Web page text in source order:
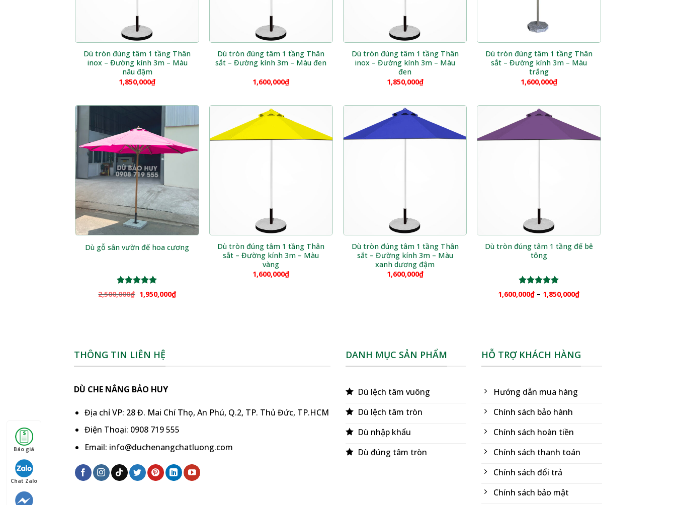
Dù tròn đúng tâm 1 tầng Thân
inox – Đường kính 3m – Màu
nâu đậm
1,850,000₫
Dù tròn đúng tâm 1 tầng Thân
sắt – Đường kính 3m – Màu đen
1,600,000₫
Dù tròn đúng tâm 1 tầng Thân
inox – Đường kính 3m – Màu
đen
1,850,000₫
Dù tròn đúng tâm 1 tầng Thân
sắt – Đường kính 3m – Màu
trắng
1,600,000₫
Dù gỗ sân vườn đế hoa cương
Được xếp
hạng
5.00
2,500,000₫ 1,950,000₫
Dù tròn đúng tâm 1 tầng Thân
sắt – Đường kính 3m – Màu
vàng
1,600,000₫
Dù tròn đúng tâm 1 tầng Thân
sắt – Đường kính 3m – Màu
xanh dương đậm
1,600,000₫
Dù tròn đúng tâm 1 tầng đế bê
tông
Được xếp
hạng
5.00
1,600,000₫ – 1,850,000₫
THÔNG TIN LIÊN HỆ
DÙ CHE NẮNG BẢO HUY
Địa chỉ VP: 28 Đ. Mai Chí Thọ, An Phú, Q.2, TP. Thủ Đức, TP.HCM
Điện Thoại: 0908 719 555
Email: info@duchenangchatluong.com
DANH MỤC SẢN PHẨM
Dù lệch tâm vuông
Dù lệch tâm tròn
Dù nhập khẩu
Dù đúng tâm tròn
HỖ TRỢ KHÁCH HÀNG
Hướng dẫn mua hàng
Chính sách bảo hành
Chính sách hoàn tiền
Chính sách thanh toán
Chính sách đổi trả
Chính sách bảo mật
Báo giá
Chat Zalo